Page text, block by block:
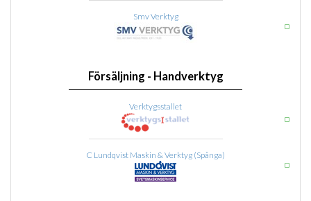
Smv Verktyg
Försäljning - Handverktyg
Verktygsstallet
C Lundqvist Maskin & Verktyg (Spånga)